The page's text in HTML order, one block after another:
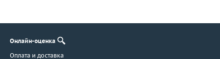
Онлайн-оценка
Оплата и доставка